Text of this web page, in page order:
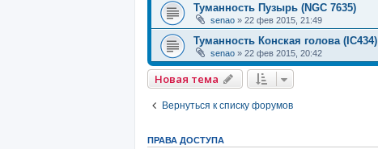
Туманность Пузырь (NGC 7635)
senao » 22 фев 2015, 21:49
Туманность Конская голова (IC434)
senao » 22 фев 2015, 20:42
Новая тема
Вернуться к списку форумов
ПРАВА ДОСТУПА